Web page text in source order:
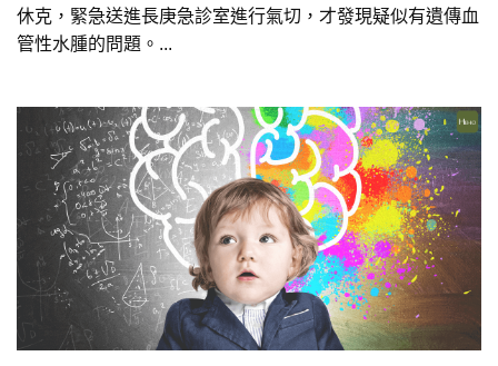
休克，緊急送進長庚急診室進行氣切，才發現疑似有遺傳血
管性水腫的問題。...